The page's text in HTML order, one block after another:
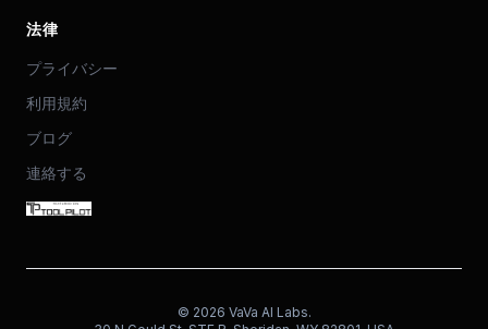
法律
プライバシー
利用規約
ブログ
連絡する
© 2026 VaVa AI Labs.